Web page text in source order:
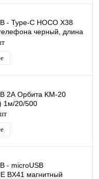
- Type-C HOCO X38
черный, длина
2А Орбита KM-20
1м/20/500
- microUSB
BX41 магнитный